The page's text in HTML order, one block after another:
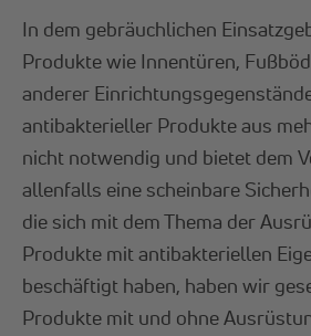
In dem gebräuchlichen
Produkte wie Innentüren,
anderer
antibakterieller Produkte aus
nicht notwendig und bietet dem
allenfalls eine scheinbare
die sich mit dem Thema der
Produkte mit antibakteriellen
beschäftigt haben, haben wir
Produkte mit und ohne